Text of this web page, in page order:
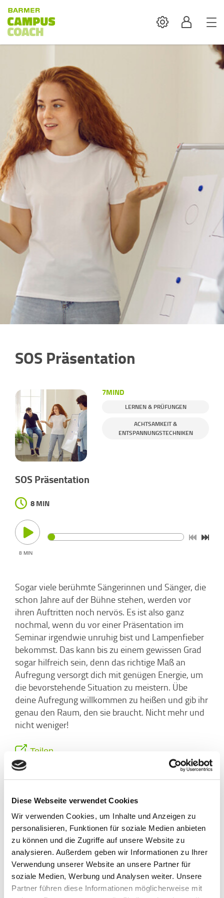
Diese Webseite verwendet Cookies
Wir verwenden Cookies, um Inhalte und Anzeigen zu
personalisieren, Funktionen für soziale Medien anbieten
zu können und die Zugriffe auf unsere Website zu
analysieren. Außerdem geben wir Informationen zu Ihrer
Verwendung unserer Website an unsere Partner für
soziale Medien, Werbung und Analysen weiter. Unsere
Partner führen diese Informationen möglicherweise mit
SettingsProfil
SOS Präsentation
7MIND
LERNEN & PRÜFUNGEN
ACHTSAMKEIT &
ENTSPANNUNGSTECHNIKEN
SOS Präsentation
8 MIN
8 MIN
Sogar viele berühmte Sängerinnen und Sänger, die
schon Jahre auf der Bühne stehen, werden vor
ihren Auftritten noch nervös. Es ist also ganz
nochmal, wenn du vor einer Präsentation im
Seminar irgendwie unruhig bist und Lampenfieber
bekommst. Das kann bis zu einem gewissen Grad
sogar hilfreich sein, denn das richtige Maß an
Aufregung versorgt dich mit genügen Energie, um
die bevorstehende Situation zu meistern. Übe
deine Aufregung willkommen zu heißen und gib ihr
genau den Raum, den sie braucht. Nicht mehr und
nicht weniger!
Teilen